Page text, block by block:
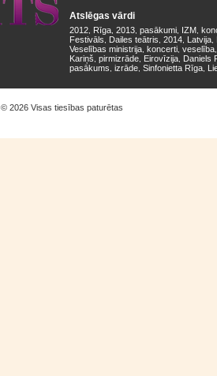
Atslēgas vārdi
2012 Rīga 2013 pasākumi IZM
Festivāls
Dailes teātris 2014 Latvija
Veselības ministrija koncerti veselība
Kariņš pirmizrāde Eirovīzija Daniels
pasākums izrāde Sinfonietta Rīga
© 2026 Visas tiesības paturētas